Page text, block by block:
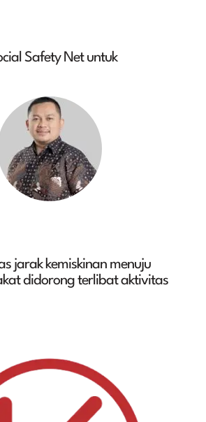
Safety Net untuk
jarak kemiskinan menuju
didorong terlibat aktivitas